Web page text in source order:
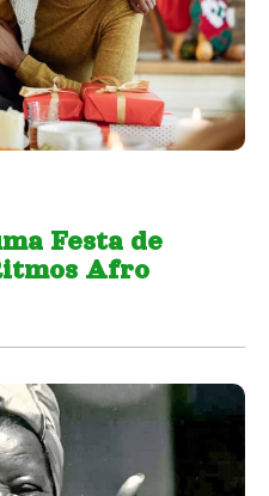
Festa de
Afro